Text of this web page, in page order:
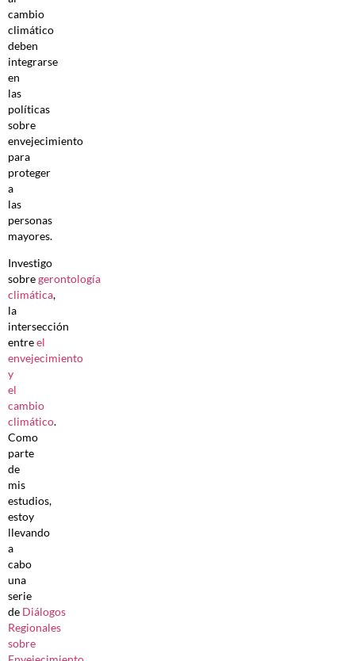
cambio
climático
deben
integrarse
en
las
políticas
sobre
envejecimiento
para
proteger
a
las
personas
mayores.
Investigo
sobregerontología
climática,
la
intersección
entreel
envejecimiento
y
el
cambio
climático.
Como
parte
de
mis
estudios,
estoy
llevando
a
cabo
una
serie
de Diálogos
Regionales
sobre